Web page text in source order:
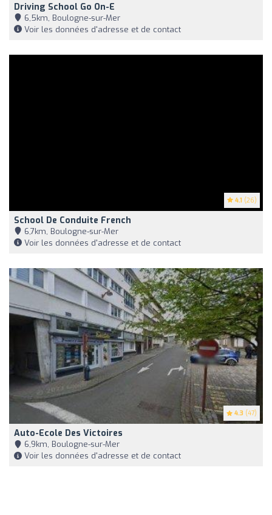
Driving School Go On-E
6,5km, Boulogne-sur-Mer
Voir les données d'adresse et de contact
4.1 (26)
School De Conduite French
6,7km, Boulogne-sur-Mer
Voir les données d'adresse et de contact
4.3 (47)
Auto-Ecole Des Victoires
6,9km, Boulogne-sur-Mer
Voir les données d'adresse et de contact